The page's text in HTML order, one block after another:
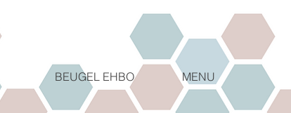
BEUGEL EHBO MENU